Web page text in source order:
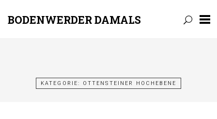
BODENWERDER DAMALS
KATEGORIE: OTTENSTEINER HOCHEBENE